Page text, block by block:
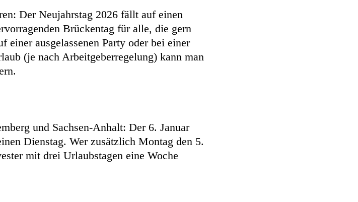
Der Neujahrstag 2026 fällt auf einen
Brückentag für alle, die gern
einer ausgelassenen Party oder bei einer
(je nach Arbeitgeberregelung) kann man
und Sachsen-Anhalt: Der 6. Januar
Dienstag. Wer zusätzlich Montag den 5.
mit drei Urlaubstagen eine Woche